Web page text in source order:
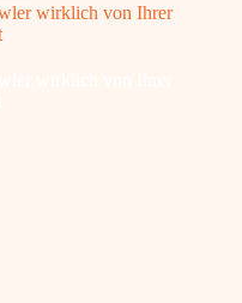
wirklich von Ihrer